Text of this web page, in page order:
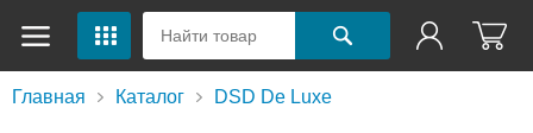
Главная Каталог DSD De Luxe